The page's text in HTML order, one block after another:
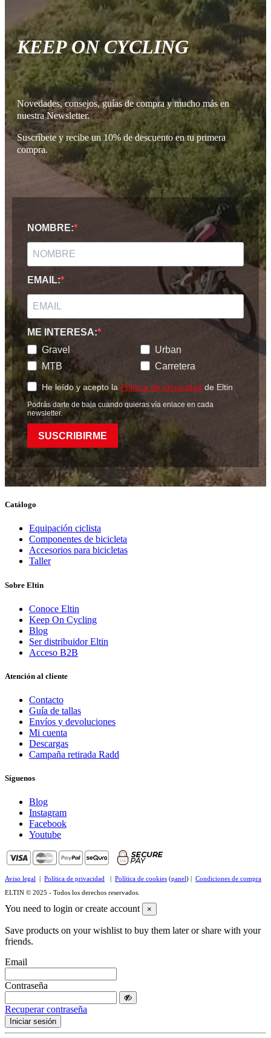
KEEP ON CYCLING
Novedades, consejos, guías de compra y mucho más en
nuestra Newsletter.
Suscríbete y recibe un 10% de descuento en tu primera
compra.
NOMBRE:
EMAIL:
ME INTERESA:
Gravel
MTB
Urban
Carretera
He leído y acepto la Política de privacidad de Eltin
Podrás darte de baja cuando quieras vía enlace en cada
newsletter.
SUSCRIBIRME
Catálogo
Equipación ciclista
Componentes de bicicleta
Accesorios para bicicletas
Taller
Sobre Eltin
Conoce Eltin
Keep On Cycling
Blog
Ser distribuidor Eltin
Acceso B2B
Atención al cliente
Contacto
Guía de tallas
Envíos y devoluciones
Mi cuenta
Descargas
Campaña retirada Radd
Síguenos
Blog
Instagram
Facebook
Youtube
Aviso legal Política de privacidad Política de cookies (panel) | Condiciones de compra
ELTIN © 2025 - Todos los derechos reservados.
You need to login or create account ×
Save products on your wishlist to buy them later or share with your
friends.
Email
Contraseña
Recuperar contraseña
Iniciar sesión